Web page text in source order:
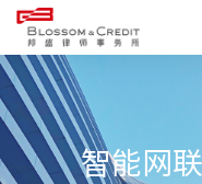
智能网